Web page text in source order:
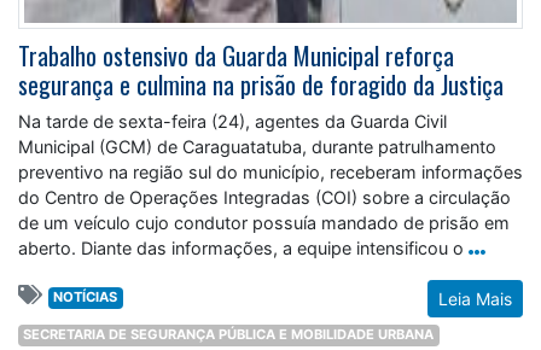
Trabalho ostensivo da Guarda Municipal reforça
segurança e culmina na prisão de foragido da Justiça
Na tarde de sexta-feira (24), agentes da Guarda Civil
Municipal (GCM) de Caraguatatuba, durante patrulhamento
preventivo na região sul do município, receberam informações
do Centro de Operações Integradas (COI) sobre a circulação
de um veículo cujo condutor possuía mandado de prisão em
aberto. Diante das informações, a equipe intensificou o
Leia Mais
NOTÍCIAS
SECRETARIA DE SEGURANÇA PÚBLICA E MOBILIDADE URBANA